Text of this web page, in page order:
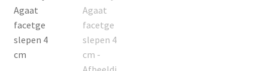
Contact
Inloggen